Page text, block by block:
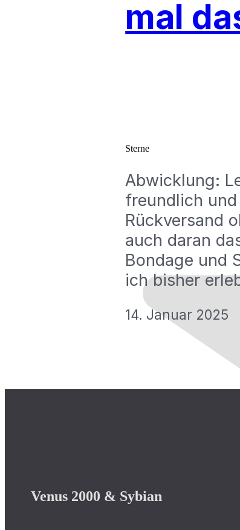
mal
Sterne
Abwicklung:
freundlich
Rückversand
auch daran
Bondage und
ich bisher
14. Januar 2025
Venus 2000 & Sybian